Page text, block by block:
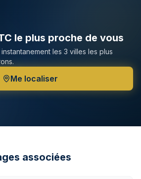
le plus proche de vous
les 3 villes les plus
Me localiser
associées